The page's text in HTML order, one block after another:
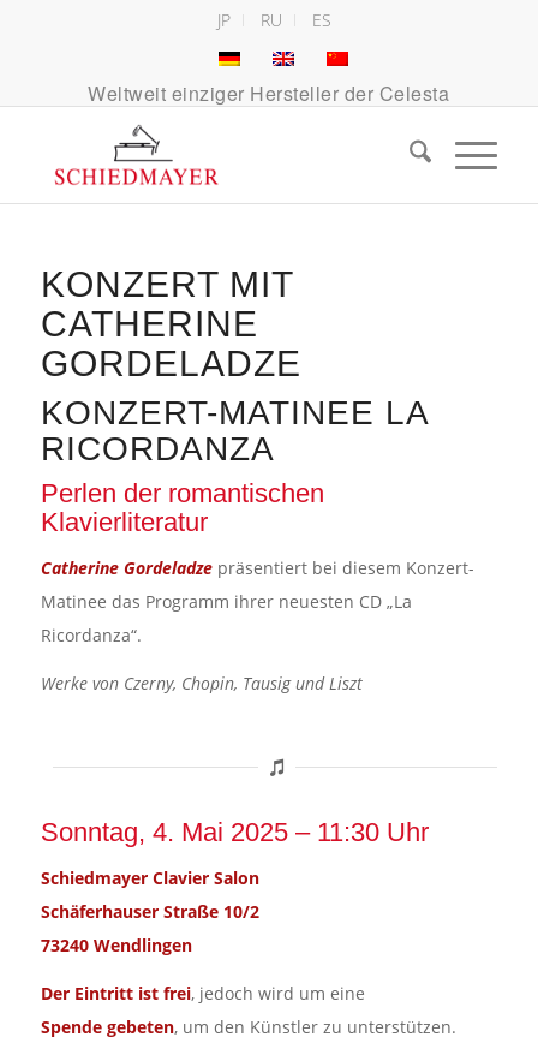
JP RU ES
Weltweit einziger Hersteller der Celesta
KONZERT MIT
CATHERINE
GORDELADZE
KONZERT-MATINEE LA
RICORDANZA
Perlen der romantischen
Klavierliteratur
Catherine Gordeladzepräsentiert bei diesem Konzert-
Matinee das Programm ihrer neuesten CD „La
Ricordanza“.
Werke von Czerny, Chopin, Tausig und Liszt
Sonntag, 4. Mai 2025 – 11:30 Uhr
Schiedmayer Clavier Salon
Schäferhauser Straße 10/2
73240 Wendlingen
Der Eintritt ist frei, jedoch wird um eine
Spende gebeten, um den Künstler zu unterstützen.